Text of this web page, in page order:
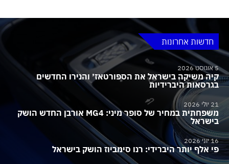
חדשות אחרונות
5 אוגוסט 2026
קיה משיקה בישראל את הספורטאז׳ והנירו החדשים
בגרסאות היברידיות
21 יולי 2026
משפחתית במחיר של סופר מיני: MG4 אורבן החדש הושק
בישראל
16 יוני 2026
פי אלף יותר היברידי: רנו סימביוז הושק בישראל